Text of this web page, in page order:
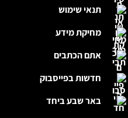
תנאי שימוש
מחיקת מידע
אתם הכתבים
חדשות בפייסבוק
באר שבע ביחד